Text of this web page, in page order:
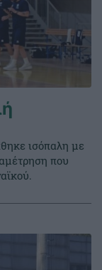
ισόπαλη με
που